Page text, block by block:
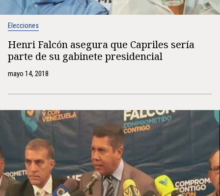
Elecciones
Henri Falcón asegura que Capriles sería
parte de su gabinete presidencial
mayo 14, 2018